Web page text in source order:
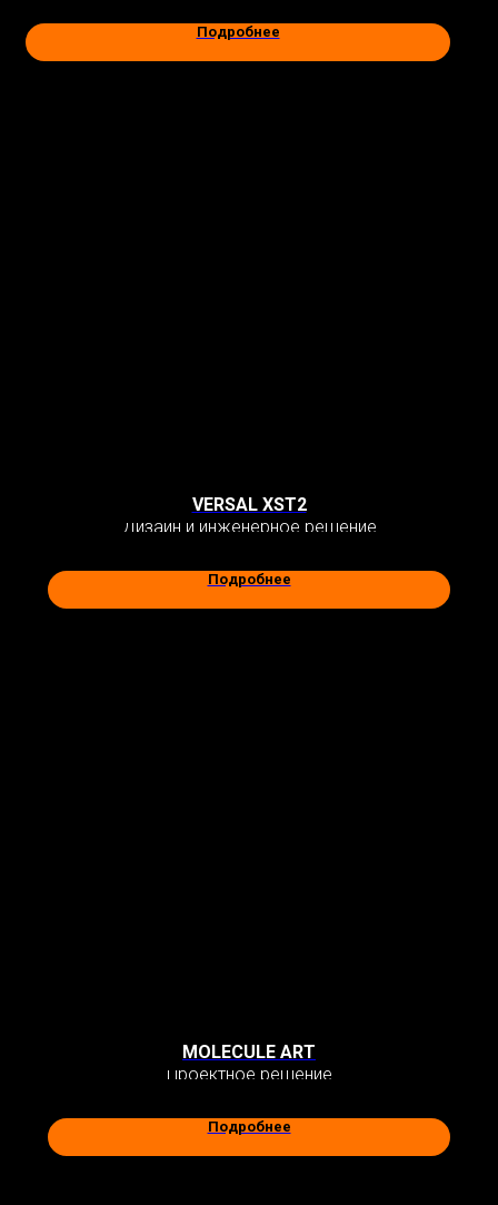
Подробнее
VERSAL XST2
Дизайн и инженерное решение
Подробнее
MOLECULE ART
Проектное решение
Подробнее